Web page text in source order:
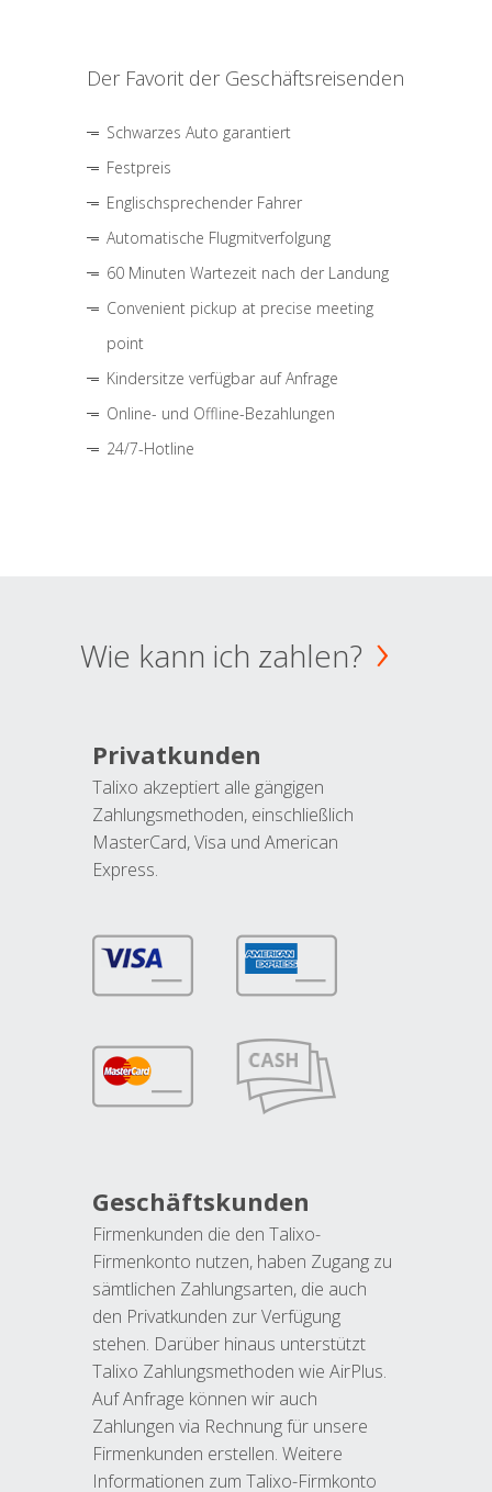
Der Favorit der Geschäftsreisenden
Schwarzes Auto garantiert
Festpreis
Englischsprechender Fahrer
Automatische Flugmitverfolgung
60 Minuten Wartezeit nach der Landung
Convenient pickup at precise meeting
point
Kindersitze verfügbar auf Anfrage
Online- und Offline-Bezahlungen
24/7-Hotline
Wie kann ich zahlen?
Privatkunden
Talixo akzeptiert alle gängigen
Zahlungsmethoden, einschließlich
MasterCard, Visa und American
Express.
Geschäftskunden
Firmenkunden die den Talixo-
Firmenkonto nutzen, haben Zugang zu
sämtlichen Zahlungsarten, die auch
den Privatkunden zur Verfügung
stehen. Darüber hinaus unterstützt
Talixo Zahlungsmethoden wie AirPlus.
Auf Anfrage können wir auch
Zahlungen via Rechnung für unsere
Firmenkunden erstellen. Weitere
Informationen zum Talixo-Firmkonto